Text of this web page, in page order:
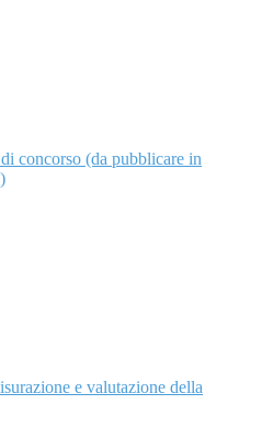
concorso (da pubblicare in
e valutazione della